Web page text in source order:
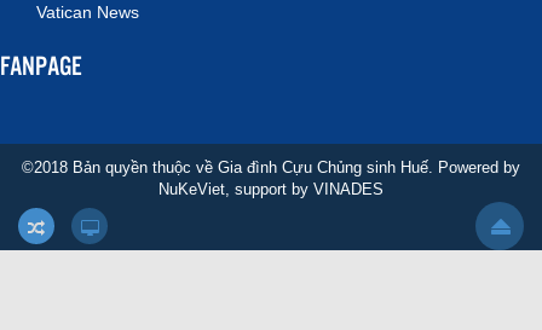
Vatican News
FANPAGE
©2018 Bản quyền thuộc về Gia đình Cựu Chủng sinh Huế. Powered by
NuKeViet, support by VINADES